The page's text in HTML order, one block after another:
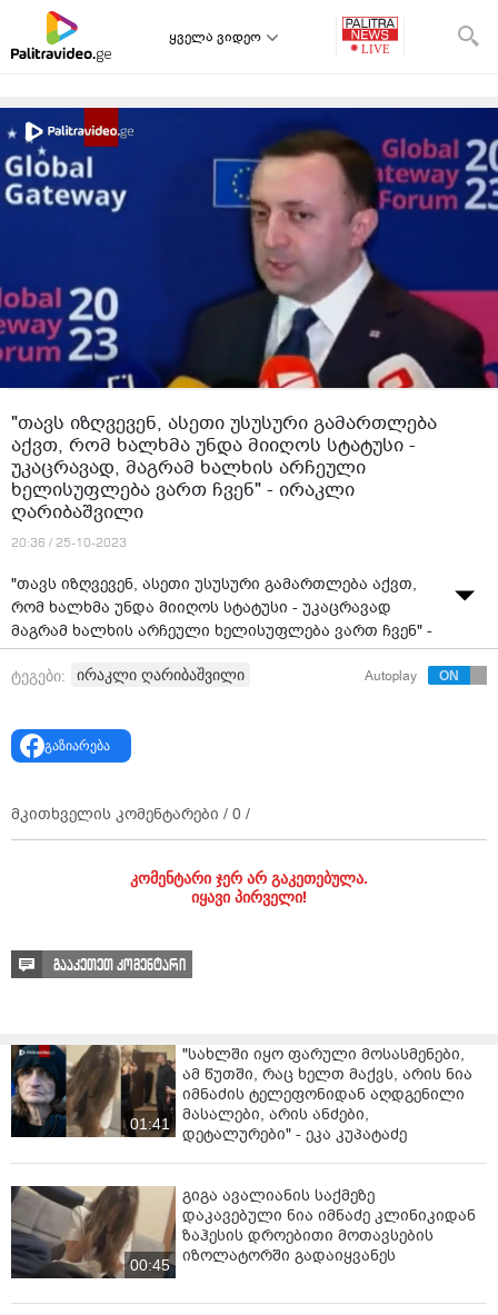
ყველა ვიდეო
"თავს იზღვევენ, ასეთი უსუსური გამართლება
აქვთ, რომ ხალხმა უნდა მიიღოს სტატუსი -
უკაცრავად, მაგრამ ხალხის არჩეული
ხელისუფლება ვართ ჩვენ" - ირაკლი
ღარიბაშვილი
20:36 / 25-10-2023
"თავს იზღვევენ, ასეთი უსუსური გამართლება აქვთ,
რომ ხალხმა უნდა მიიღოს სტატუსი - უკაცრავად
მაგრამ ხალხის არჩეული ხელისუფლება ვართ ჩვენ" -
ირაკლი ღარიბაშვილი
ტეგები: ირაკლი ღარიბაშვილი Autoplay
გაზიარება
მკითხველის კომენტარები / 0 /
კომენტარი ჯერ არ გაკეთებულა.
იყავი პირველი!
გააკეთეთ კომენტარი
01:41
"სახლში იყო ფარული მოსასმენები,
ამ წუთში, რაც ხელთ მაქვს, არის ნია
იმნაძის ტელეფონიდან აღდგენილი
მასალები, არის ანძები,
დეტალურები" - ეკა კუპატაძე
00:45
გიგა ავალიანის საქმეზე
დაკავებული ნია იმნაძე კლინიკიდან
ზაჰესის დროებითი მოთავსების
იზოლატორში გადაიყვანეს